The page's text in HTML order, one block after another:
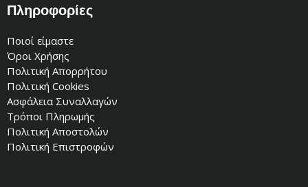
Πληροφορίες
Ποιοί είμαστε
Όροι Χρήσης
Πολιτική Απορρήτου
Πολιτική Cookies
Ασφάλεια Συναλλαγών
Τρόποι Πληρωμής
Πολιτική Αποστολών
Πολιτική Επιστροφών